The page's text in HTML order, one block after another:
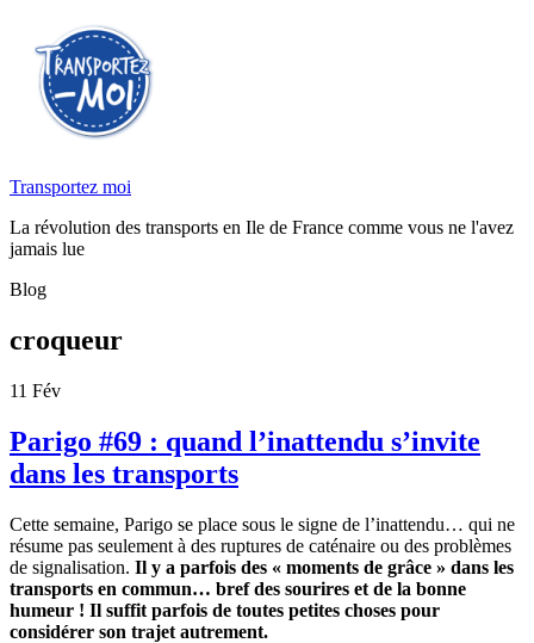
Transportez moi
La révolution des transports en Ile de France comme vous ne l'avez
jamais lue
Blog
croqueur
11 Fév
Parigo #69 : quand l’inattendu s’invite
dans les transports
Cette semaine, Parigo se place sous le signe de l’inattendu… qui ne
résume pas seulement à des ruptures de caténaire ou des problèmes
de signalisation. Il y a parfois des « moments de grâce » dans les
transports en commun… bref des sourires et de la bonne
humeur ! Il suffit parfois de toutes petites choses pour
considérer son trajet autrement.